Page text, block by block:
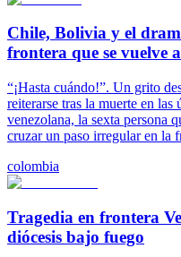
Chile, Bolivia y el
frontera que se vuelve
“¡Hasta cuándo!”. Un grito
reiterarse tras la muerte en
venezolana, la sexta persona
cruzar un paso irregular en la
colombia
Tragedia en frontera
diócesis bajo fuego